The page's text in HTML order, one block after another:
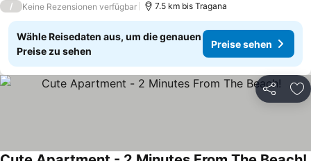
/ Keine Rezensionen verfügbar 7.5 km bis Tragana
Wähle Reisedaten aus, um die genauen
Preise zu sehen
Preise sehen
Teilen